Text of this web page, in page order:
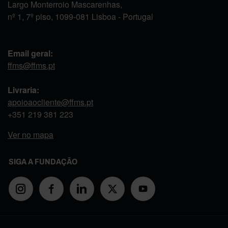
Largo Monterroio Mascarenhas,
nº 1, 7º piso, 1099-081 Lisboa - Portugal
Email geral:
ffms@ffms.pt
Livraria:
apoioaocliente@ffms.pt
+351 219 381 223
Ver no mapa
SIGA A FUNDAÇÃO